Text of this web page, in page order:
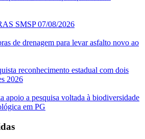
SMSP 07/08/2026
de drenagem para levar asfalto novo ao
reconhecimento estadual com dois
2026
apoio a pesquisa voltada à biodiversidade
em PG